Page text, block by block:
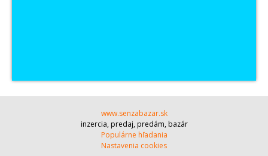
www.senzabazar.sk
inzercia, predaj, predám, bazár
Populárne hľadania
Nastavenia cookies